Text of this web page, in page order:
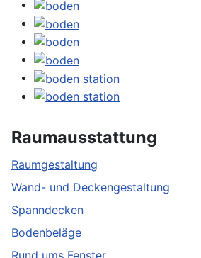
Raumausstattung
Raumgestaltung
Wand- und Deckengestaltung
Spanndecken
Bodenbeläge